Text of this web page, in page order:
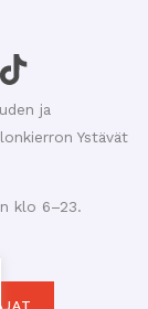
ja
Ystävät
klo 6–23.